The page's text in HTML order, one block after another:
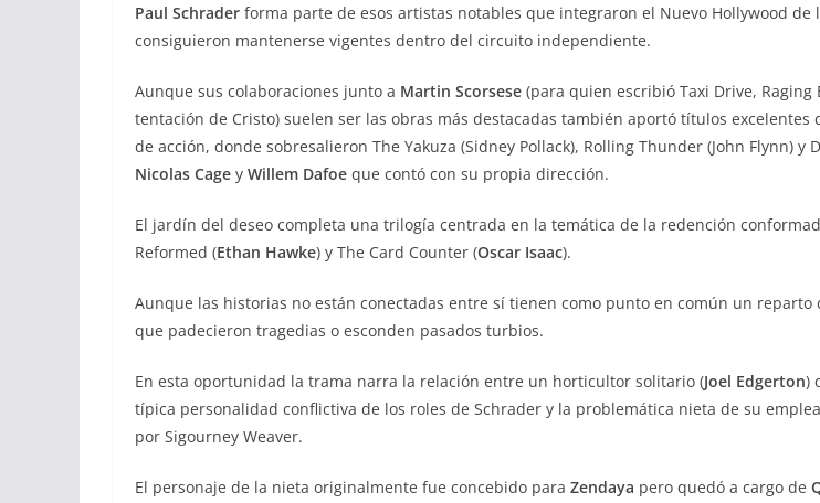
Paul Schrader forma parte de esos artistas notables que integraron el Nuevo Hollywood de
consiguieron mantenerse vigentes dentro del circuito independiente.
Aunque sus colaboraciones junto a Martin Scorsese (para quien escribió Taxi Drive, Raging
tentación de Cristo) suelen ser las obras más destacadas también aportó títulos
de acción, donde sobresalieron The Yakuza (Sidney Pollack), Rolling Thunder (John Flynn) y
Nicolas Cage y Willem Dafoe que contó con su propia dirección.
El jardín del deseo completa una trilogía centrada en la temática de la redención
Reformed (Ethan Hawke) y The Card Counter (Oscar Isaac).
Aunque las historias no están conectadas entre sí tienen como punto en común un reparto
que padecieron tragedias o esconden pasados turbios.
En esta oportunidad la trama narra la relación entre un horticultor solitario (Joel Edgerton)
típica personalidad conflictiva de los roles de Schrader y la problemática nieta de su
por Sigourney Weaver.
El personaje de la nieta originalmente fue concebido para Zendaya pero quedó a cargo de